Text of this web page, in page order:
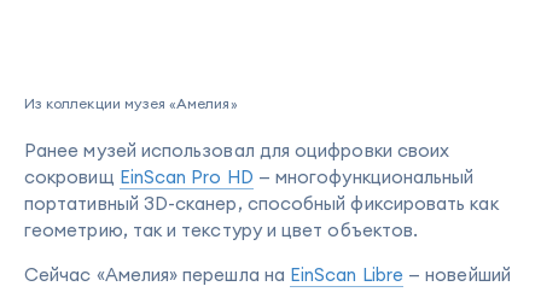
Из коллекции музея «Амелия»
Ранее музей использовал для оцифровки своих
сокровищ EinScan Pro HD — многофункциональный
портативный 3D-сканер, способный фиксировать как
геометрию, так и текстуру и цвет объектов.
Сейчас «Амелия» перешла на EinScan Libre — новейший